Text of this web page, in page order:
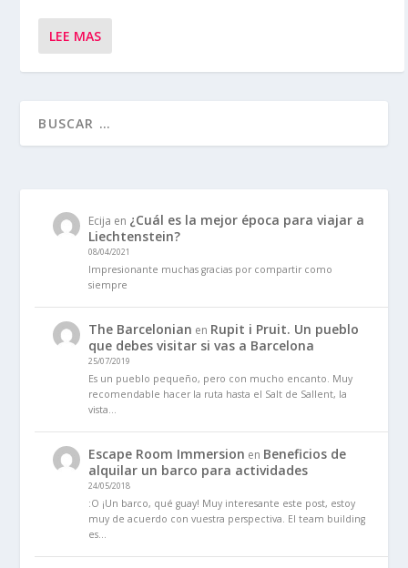
LEE MAS
Ecija en ¿Cuál es la mejor época para viajar a
Liechtenstein?
08/04/2021
Impresionante muchas gracias por compartir como
siempre
The Barcelonian en Rupit i Pruit. Un pueblo
que debes visitar si vas a Barcelona
25/07/2019
Es un pueblo pequeño, pero con mucho encanto. Muy
recomendable hacer la ruta hasta el Salt de Sallent, la
vista…
Escape Room Immersion en Beneficios de
alquilar un barco para actividades
24/05/2018
:O ¡Un barco, qué guay! Muy interesante este post, estoy
muy de acuerdo con vuestra perspectiva. El team building
es…